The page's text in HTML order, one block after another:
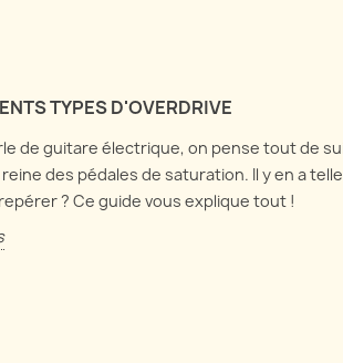
TYPES D'OVERDRIVE
de guitare électrique, on pense tout de
des pédales de saturation. Il y en a
? Ce guide vous explique tout !